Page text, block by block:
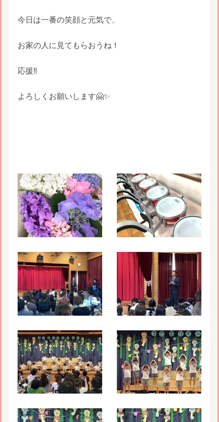
今日は一番の笑顔と元気で、
お家の人に見てもらおうね！
応援‼️
よろしくお願いします🤗✨